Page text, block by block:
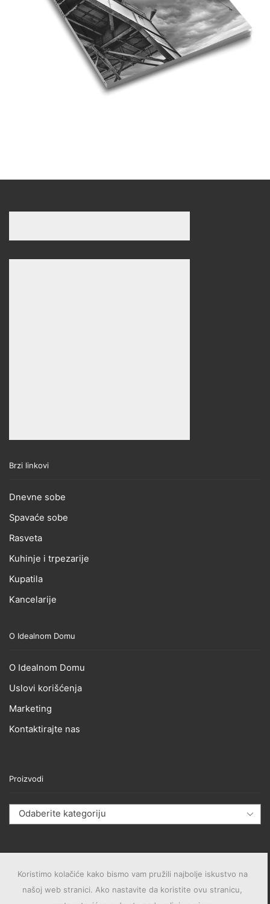
Brzi linkovi
Dnevne sobe
Spavaće sobe
Rasveta
Kuhinje i trpezarije
Kupatila
Kancelarije
O Idealnom Domu
O Idealnom Domu
Uslovi korišćenja
Marketing
Kontaktirajte nas
Proizvodi
Odaberite kategoriju
Koristimo kolačiće kako bismo vam pružili najbolje iskustvo na
našoj web stranici. Ako nastavite da koristite ovu stranicu,